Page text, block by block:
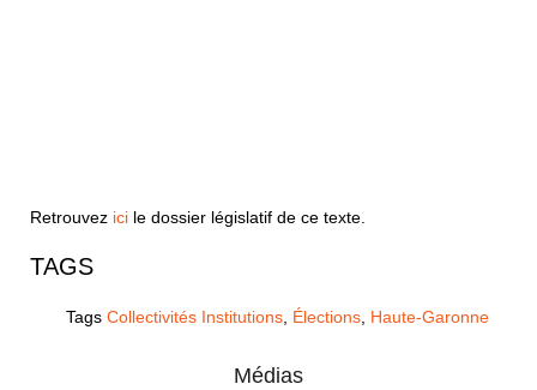
Retrouvez ici le dossier législatif de ce texte.
TAGS
Tags Collectivités Institutions Élections Haute-Garonne
Médias